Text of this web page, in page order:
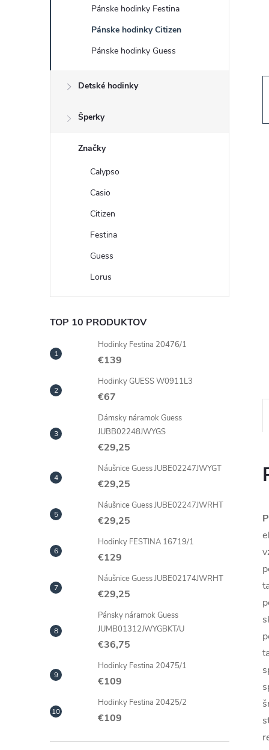
a
Pánske hodinky Festina
Pánske hodinky Citizen
Pánske hodinky Guess
Detské hodinky
Šperky
Značky
Calypso
Casio
Citizen
Festina
Guess
Lorus
TOP 10 PRODUKTOV
Hodinky Festina 20476/1
€139
Hodinky GUESS W0911L3
€67
Dámsky náramok Guess
JUBB02248JWYGS
€29,25
Náušnice Guess JUBE02247JWYGT
€29,25
Náušnice Guess JUBE02247JWRHT
€29,25
Hodinky FESTINA 16719/1
€129
Náušnice Guess JUBE02174JWRHT
€29,25
Pánsky náramok Guess
JUMB01312JWYGBKT/U
€36,75
Hodinky Festina 20475/1
€109
Hodinky Festina 20425/2
€109